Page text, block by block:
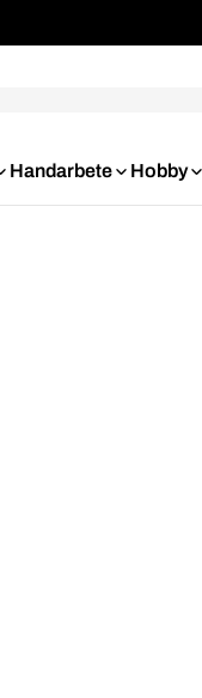
Handarbete Hobby